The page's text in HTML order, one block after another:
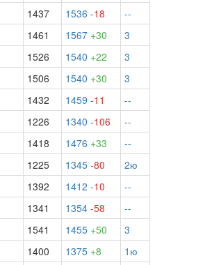
1437 1536 -18
--
1461 1567 +30
3
1526 1540 +22
3
1506 1540 +30
3
1432 1459 -11
--
1226 1340 -106
--
1418 1476 +33
--
1225 1345 -80
2ю
1392 1412 -10
--
1341 1354 -58
--
1541 1455 +50
3
1400 1375 +8
1ю